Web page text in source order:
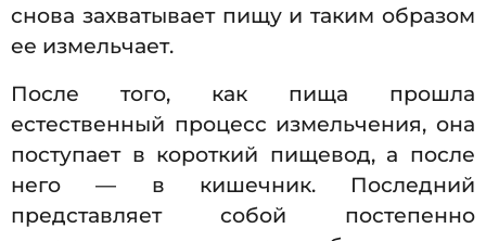
снова захватывает пищу и таким образом
ее измельчает.
После того, как пища прошла
естественный процесс измельчения, она
поступает в короткий пищевод, а после
него — в кишечник. Последний
представляет собой постепенно